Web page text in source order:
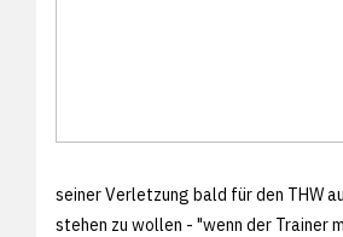
seiner Verletzung bald für den THW
stehen zu wollen - "wenn der Trainer